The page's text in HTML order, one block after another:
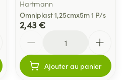
Hartmann
Omniplast 1,25cmx5m 1 P/s
2,43 €
Ajouter au panier